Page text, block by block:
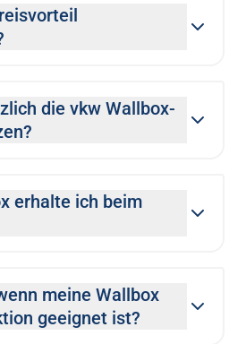
die vkw Wallbox-
erhalte ich beim
meine Wallbox
geeignet ist?